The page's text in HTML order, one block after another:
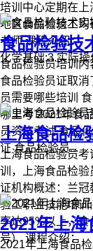
培训中心定期在
地区食品检验工
老师 课程介绍：
化学基础;3.实际操
食品检验技
食品检验员培训
食品检验员证取
员需要哪些培训
哪里考 2021年食
员资格考试 食品
证 食品检验员...
上海食品检
上海食品检验员
训，上海食品检
证机构概述：兰
验工职业技能培
率达95%以上，食
号） 课程介绍
2021年上海
2021年上海食品